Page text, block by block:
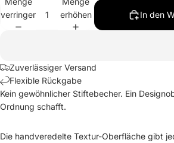
verringern
erhöhen
In den
Zuverlässiger Versand
Flexible Rückgabe
Kein gewöhnlicher Stiftebecher. Ein
Ordnung schafft.
Die handveredelte Textur-Oberfläche gibt